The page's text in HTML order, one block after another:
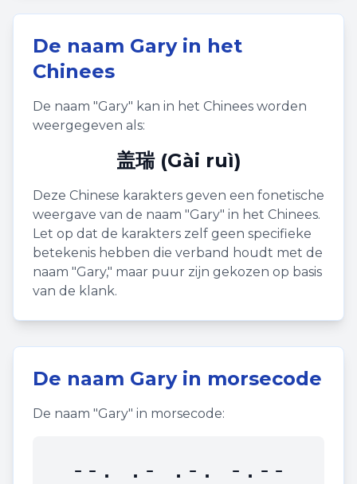
De naam Garyin het
Chinees
De naam "Gary" kan in het Chinees worden
weergegeven als:
盖瑞 (Gài ruì)
Deze Chinese karakters geven een fonetische
weergave van de naam "Gary" in het Chinees.
Let op dat de karakters zelf geen specifieke
betekenis hebben die verband houdt met de
naam "Gary," maar puur zijn gekozen op basis
van de klank.
De naam Garyin morsecode
De naam "Gary" in morsecode:
--. .- .-. -.--